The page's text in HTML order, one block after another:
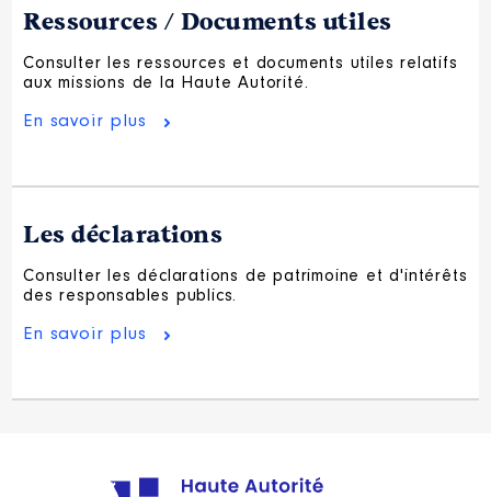
Ressources / Documents utiles
Consulter les ressources et documents utiles relatifs
aux missions de la Haute Autorité.
En savoir plus
Les déclarations
Consulter les déclarations de patrimoine et d'intérêts
des responsables publics.
En savoir plus